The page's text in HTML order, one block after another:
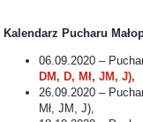
Kalendarz Pucharu
06.09.2020 –
DM, D, Mł, JM, J),
26.09.2020 –
Mł, JM, J),